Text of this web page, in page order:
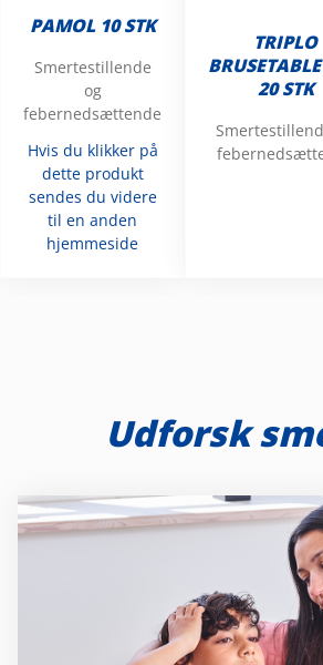
PAMOL 10 STK
Smertestillende
og
febernedsættende
Hvis du klikker på
dette produkt
sendes du videre
til en anden
hjemmeside
TRIPLO
20 STK
Udforsk